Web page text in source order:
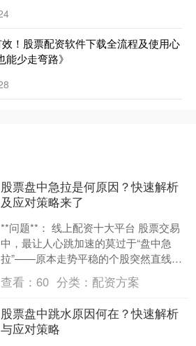
！股票配资软件下载全流程及使用心
能少走弯路》
股票盘中急拉是何原因？快速解析
及应对策略来了
**问题**： 线上配资十大平台 股票交易
中，最让人心跳加速的莫过于“盘中急
拉”——原本走势平稳的个股突然直线拉
升，几分钟内涨幅飙升。是主力吸筹完
毕准备拉升？还....
查看：60 分类： 配资方案
股票盘中跳水原因何在？快速解析
与应对策略